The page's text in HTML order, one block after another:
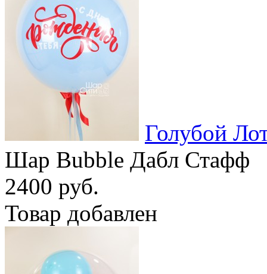
Голубой
Шар Bubble Дабл Стафф
2400 руб.
Товар добавлен